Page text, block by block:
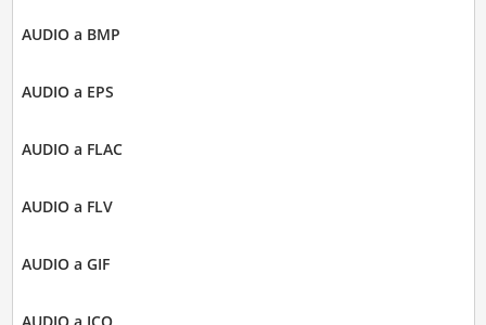
AUDIO a BMP
AUDIO a EPS
AUDIO a FLAC
AUDIO a FLV
AUDIO a GIF